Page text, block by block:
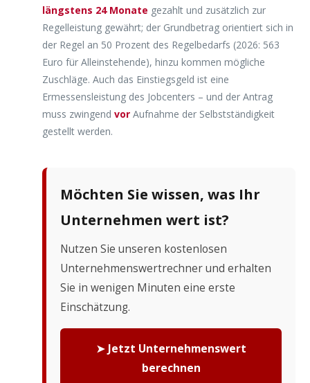
längstens 24 Monate gezahlt und zusätzlich zur
Regelleistung gewährt; der Grundbetrag orientiert sich in
der Regel an 50 Prozent des Regelbedarfs (2026: 563
Euro für Alleinstehende), hinzu kommen mögliche
Zuschläge. Auch das Einstiegsgeld ist eine
Ermessensleistung des Jobcenters – und der Antrag
muss zwingend vorAufnahme der Selbstständigkeit
gestellt werden.
Möchten Sie wissen, was Ihr
Unternehmen wert ist?
Nutzen Sie unseren kostenlosen
Unternehmenswertrechner und erhalten
Sie in wenigen Minuten eine erste
Einschätzung.
➤ Jetzt Unternehmenswert
berechnen